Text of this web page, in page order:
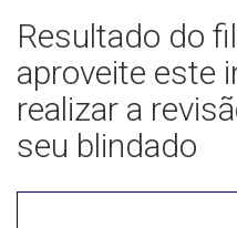
Resultado do
aproveite este
realizar a
seu blindado